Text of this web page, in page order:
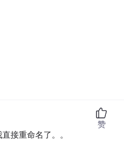
接重命名了。。
赞